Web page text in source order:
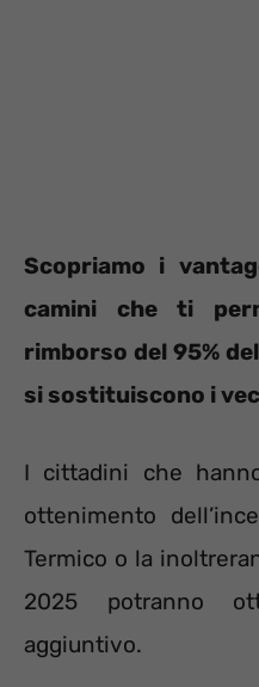
Scopriamo i
camini che ti
rimborso del 95%
si sostituiscono i
I cittadini che
ottenimento
Termico o la
2025 potranno
aggiuntivo.